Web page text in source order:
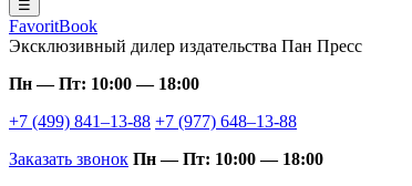
☰
FavoritBook
Эксклюзивный дилер издательства Пан Пресс
Пн — Пт: 10:00 — 18:00
+7 (499) 841–13-88 +7 (977) 648–13-88
Заказать звонок Пн — Пт: 10:00 — 18:00